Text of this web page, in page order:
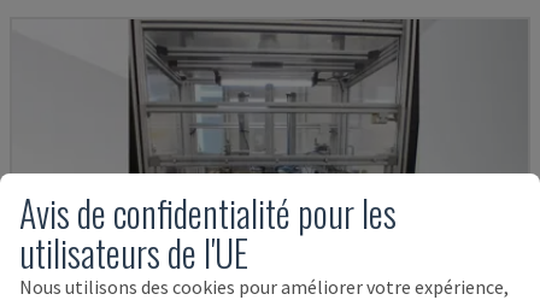
Avis de confidentialité pour les
utilisateurs de l'UE
Nous utilisons des cookies pour améliorer votre expérience,